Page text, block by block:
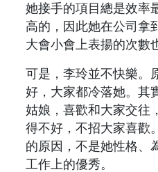
她接手的項目總是效率
高的，因此她在公司拿
大會小會上表揚的次數
可是，李玲並不快樂。
好，大家都冷落她。其
姑娘，喜歡和大家交往
得不好，不招大家喜歡
的原因，不是她性格、
工作上的優秀。